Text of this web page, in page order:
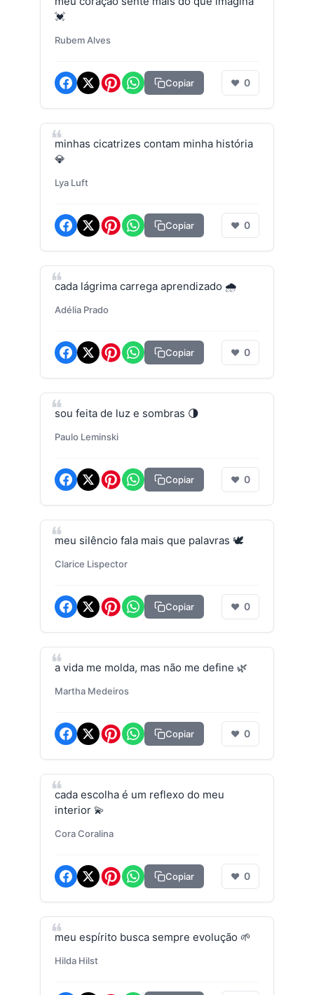
💓
Rubem Alves
Copiar ❤ 0
minhas cicatrizes contam minha história
💎
Lya Luft
Copiar ❤ 0
cada lágrima carrega aprendizado 🌧️
Adélia Prado
Copiar ❤ 0
sou feita de luz e sombras 🌗
Paulo Leminski
Copiar ❤ 0
meu silêncio fala mais que palavras 🕊️
Clarice Lispector
Copiar ❤ 0
a vida me molda, mas não me define 🌿
Martha Medeiros
Copiar ❤ 0
cada escolha é um reflexo do meu
interior 💫
Cora Coralina
Copiar ❤ 0
meu espírito busca sempre evolução 🌱
Hilda Hilst